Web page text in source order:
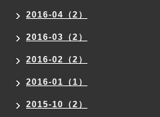
2016-04（2）
2016-03（2）
2016-02（2）
2016-01（1）
2015-10（2）